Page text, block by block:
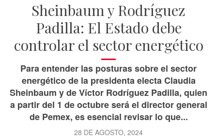
Sheinbaum y Rodríguez
Padilla: El Estado debe
controlar el sector energético
Para entender las posturas sobre el sector
energético de la presidenta electa Claudia
Sheinbaum y de Víctor Rodríguez Padilla, quien
a partir del 1 de octubre será el director general
de Pemex, es esencial revisar lo que...
28 DE AGOSTO, 2024